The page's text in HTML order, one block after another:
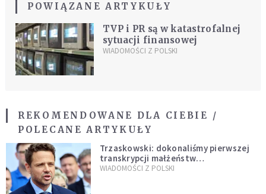
POWIĄZANE ARTYKUŁY
TVP i PR są w katastrofalnej
sytuacji finansowej
WIADOMOŚCI Z POLSKI
REKOMENDOWANE DLA CIEBIE /
POLECANE ARTYKUŁY
Trzaskowski: dokonaliśmy pierwszej
transkrypcji małżeństw
jednopłciowych. “Tak jak
WIADOMOŚCI Z POLSKI